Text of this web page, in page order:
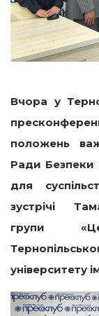
Вчора у
положень
Ради Безпеки
для
зустрічі
групи
університету